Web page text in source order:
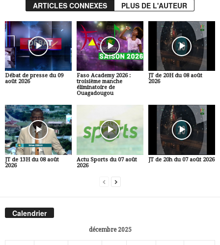
ARTICLES CONNEXES PLUS DE L'AUTEUR
Débat de presse du 09
août 2026
Faso Academy 2026 :
troisième manche
éliminatoire de
Ouagadougou
JT de 20H du 08 août
2026
JT de 13H du 08 août
2026
Actu Sports du 07 août
2026
JT de 20h du 07 août 2026
Calendrier
décembre 2025